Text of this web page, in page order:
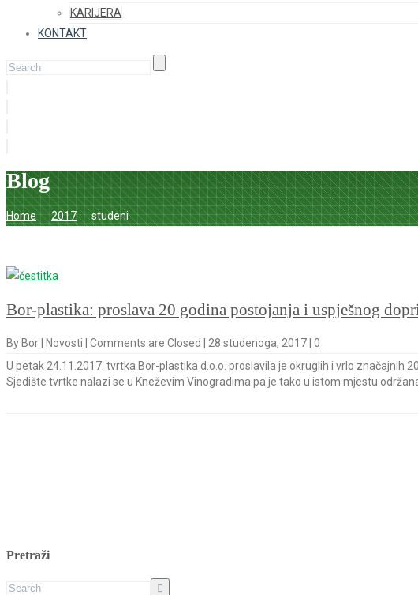
KARIJERA
KONTAKT
Blog
Home 2017 studeni
Bor-plastika: proslava 20 godina postojanja i uspješnog
By Bor Novosti Comments are Closed 28 studenoga, 2017 0
U petak 24.11.2017. tvrtka Bor-plastika d.o.o. proslavila je okruglih i vrlo značajnih
Sjedište tvrtke nalazi se u Kneževim Vinogradima pa je tako u istom mjestu
Pretraži